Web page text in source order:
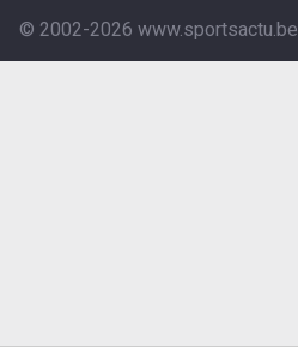
© 2002-2026 www.sportsactu.be